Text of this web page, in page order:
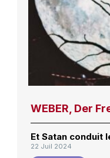
WEBER, Der
Et Satan conduit
22 Juil 2024